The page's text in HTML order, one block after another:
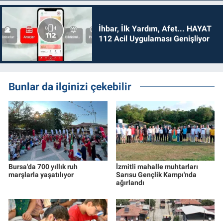
İhbar, İlk Yardım, Afet... HAYAT
112 Acil Uygulaması Genişliyor
Bunlar da ilginizi çekebilir
Bursa'da 700 yıllık ruh
marşlarla yaşatılıyor
İzmitli mahalle muhtarları
Sarısu Gençlik Kampı'nda
ağırlandı